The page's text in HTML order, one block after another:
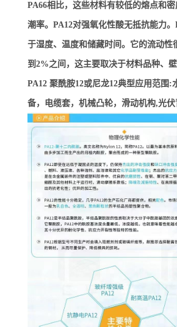
PA66相比，这些材料有较低的熔点和
潮率。PA12对强氧化性酸无抵抗能力
于湿度、温度和储藏时间。它的流动性
到2%之间，这主要取决于材料品种、
PA12 聚酰胺12或尼龙12典型应用范围:
备，电缆套，机械凸轮，滑动机构,光伏